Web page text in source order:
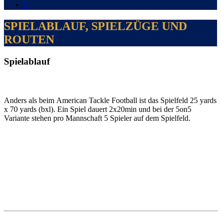

SPIELABLAUF, SPIELZÜGE UND
ROUTEN
Spielablauf
Anders als beim American Tackle Football ist das Spielfeld 25 yards
x 70 yards (bxl). Ein Spiel dauert 2x20min und bei der 5on5
Variante stehen pro Mannschaft 5 Spieler auf dem Spielfeld.